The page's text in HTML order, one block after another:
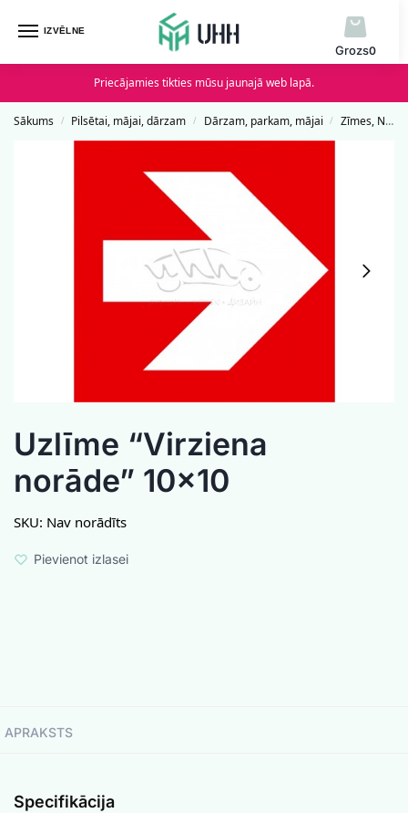
IZVĒLNE
0
Priecājamies tikties mūsu jaunajā web lapā.
Sākums / Pilsētai, mājai, dārzam / Dārzam, parkam, mājai / Zīmes, Norādes un Uzlīmes
Uzlīme “Virziena
norāde” 10×10
SKU: Nav norādīts
Pievienot izlasei
APRAKSTS
Specifikācija